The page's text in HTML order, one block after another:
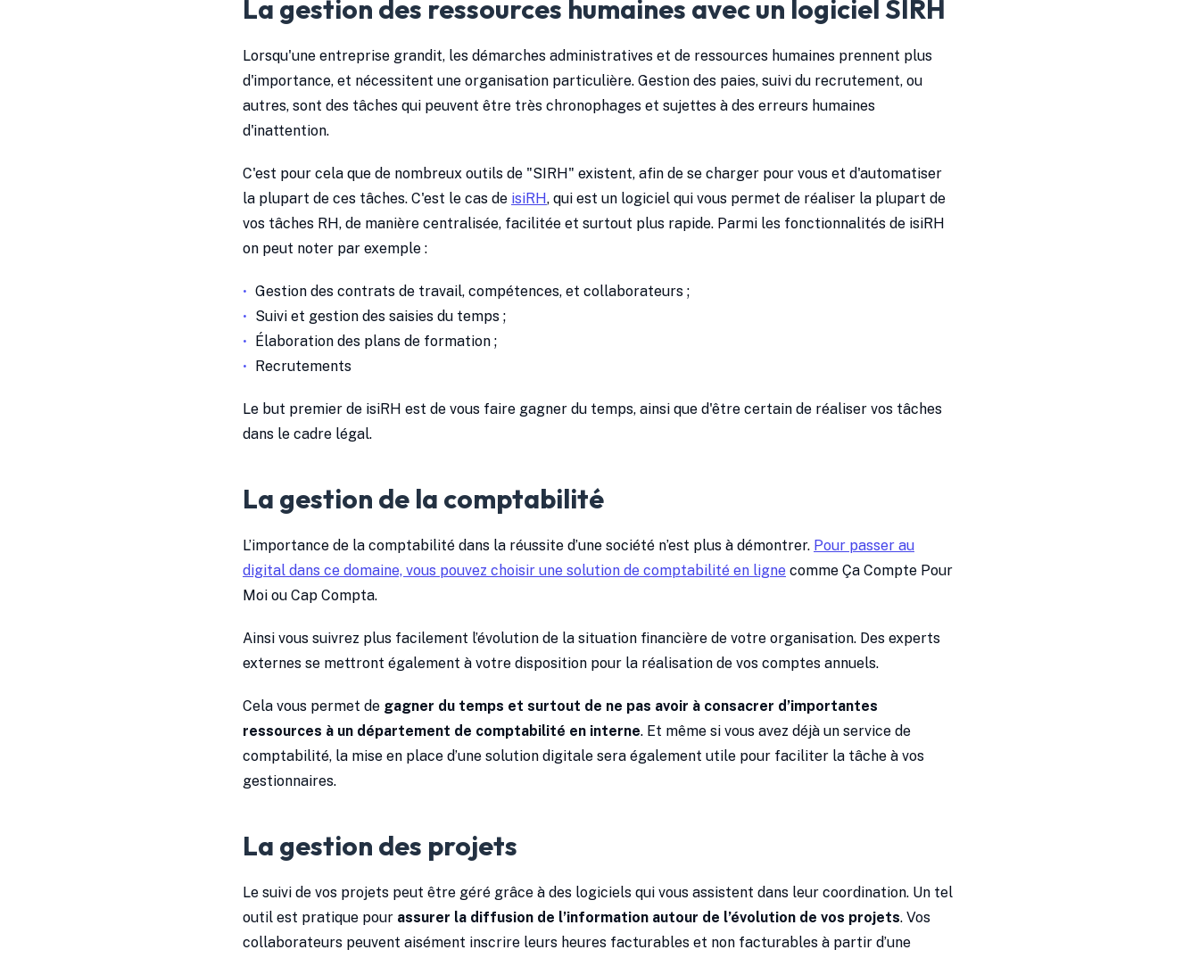
La gestion des ressources humaines avec un logiciel SIRH
Lorsqu'une entreprise grandit, les démarches administratives et de ressources humaines prennent plus
d'importance, et nécessitent une organisation particulière. Gestion des paies, suivi du recrutement, ou
autres, sont des tâches qui peuvent être très chronophages et sujettes à des erreurs humaines
d'inattention.
C'est pour cela que de nombreux outils de "SIRH" existent, afin de se charger pour vous et d'automatiser
la plupart de ces tâches. C'est le cas de isiRH, qui est un logiciel qui vous permet de réaliser la plupart de
vos tâches RH, de manière centralisée, facilitée et surtout plus rapide. Parmi les fonctionnalités de isiRH
on peut noter par exemple :
Gestion des contrats de travail, compétences, et collaborateurs ;
Suivi et gestion des saisies du temps ;
Élaboration des plans de formation ;
Recrutements
Le but premier de isiRH est de vous faire gagner du temps, ainsi que d'être certain de réaliser vos tâches
dans le cadre légal.
La gestion de la comptabilité
L’importance de la comptabilité dans la réussite d’une société n’est plus à démontrer. Pour passer au
digital dans ce domaine, vous pouvez choisir une solution de comptabilité en ligne comme Ça Compte Pour
Moi ou Cap Compta.
Ainsi vous suivrez plus facilement l’évolution de la situation financière de votre organisation. Des experts
externes se mettront également à votre disposition pour la réalisation de vos comptes annuels.
Cela vous permet de gagner du temps et surtout de ne pas avoir à consacrer d’importantes
ressources à un département de comptabilité en interne. Et même si vous avez déjà un service de
comptabilité, la mise en place d’une solution digitale sera également utile pour faciliter la tâche à vos
gestionnaires.
La gestion des projets
Le suivi de vos projets peut être géré grâce à des logiciels qui vous assistent dans leur coordination. Un tel
outil est pratique pour assurer la diffusion de l’information autour de l’évolution de vos projets. Vos
collaborateurs peuvent aisément inscrire leurs heures facturables et non facturables à partir d’une